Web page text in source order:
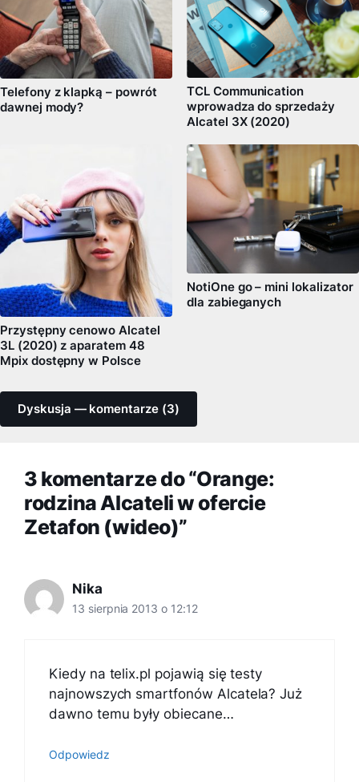
Telefony z klapką – powrót
dawnej mody?
TCL Communication
wprowadza do sprzedaży
Alcatel 3X (2020)
Przystępny cenowo Alcatel
3L (2020) z aparatem 48
Mpix dostępny w Polsce
NotiOne go – mini lokalizator
dla zabieganych
Dyskusja — komentarze (3)
3 komentarze do “Orange:
rodzina Alcateli w ofercie
Zetafon (wideo)”
Nika
13 sierpnia 2013 o 12:12
Kiedy na telix.pl pojawią się testy
najnowszych smartfonów Alcatela? Już
dawno temu były obiecane…
Odpowiedz